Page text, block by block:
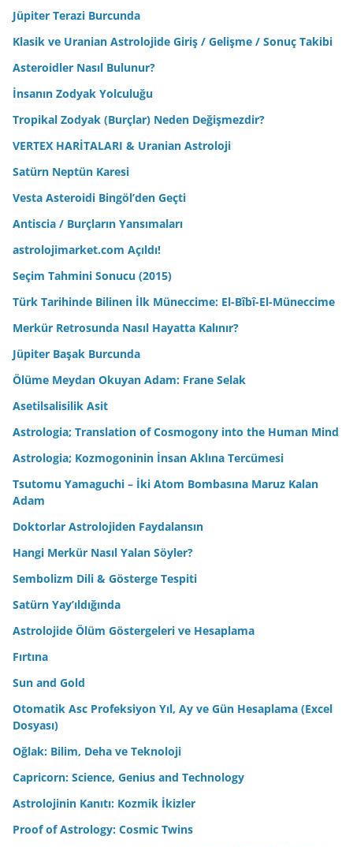
Jüpiter Terazi Burcunda
Klasik ve Uranian Astrolojide Giriş / Gelişme / Sonuç Takibi
Asteroidler Nasıl Bulunur?
İnsanın Zodyak Yolculuğu
Tropikal Zodyak (Burçlar) Neden Değişmezdir?
VERTEX HARİTALARI & Uranian Astroloji
Satürn Neptün Karesi
Vesta Asteroidi Bingöl’den Geçti
Antiscia / Burçların Yansımaları
astrolojimarket.com Açıldı!
Seçim Tahmini Sonucu (2015)
Türk Tarihinde Bilinen İlk Müneccime: El-Bîbî-El-Müneccime
Merkür Retrosunda Nasıl Hayatta Kalınır?
Jüpiter Başak Burcunda
Ölüme Meydan Okuyan Adam: Frane Selak
Asetilsalisilik Asit
Astrologia; Translation of Cosmogony into the Human Mind
Astrologia; Kozmogoninin İnsan Aklına Tercümesi
Tsutomu Yamaguchi – İki Atom Bombasına Maruz Kalan
Adam
Doktorlar Astrolojiden Faydalansın
Hangi Merkür Nasıl Yalan Söyler?
Sembolizm Dili & Gösterge Tespiti
Satürn Yay’ıldığında
Astrolojide Ölüm Göstergeleri ve Hesaplama
Fırtına
Sun and Gold
Otomatik Asc Profeksiyon Yıl, Ay ve Gün Hesaplama (Excel
Dosyası)
Oğlak: Bilim, Deha ve Teknoloji
Capricorn: Science, Genius and Technology
Astrolojinin Kanıtı: Kozmik İkizler
Proof of Astrology: Cosmic Twins